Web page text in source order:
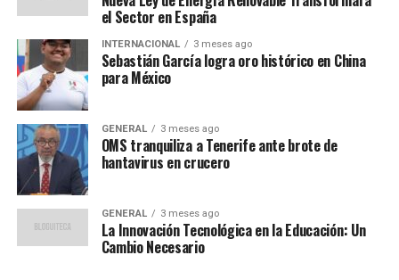
Desafíos y Oportunidades
A pesar del crecimiento, el comercio electrónico en
América Latina enfrenta varios desafíos. La logística
sigue siendo un problema importante, especialmente en
áreas rurales donde las infraestructuras de transporte
son deficientes. Además, la seguridad cibernética es una
preocupación creciente, ya que el aumento de las
transacciones en línea ha atraído a los
ciberdelincuentes.
Sin embargo, estos desafíos también presentan
el Sector en España
INTERNACIONAL 3 meses ago
Sebastián García logra oro histórico en China
para México
GENERAL 3 meses ago
OMS tranquiliza a Tenerife ante brote de
hantavirus en crucero
GENERAL 3 meses ago
La Innovación Tecnológica en la Educación: Un
Cambio Necesario